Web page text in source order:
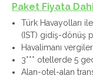
Paket Fiyata
Türk Havayolları
(IST) gidiş-dönüş
Havalimanı
3*** otellerde 5
Alan-otel-alan